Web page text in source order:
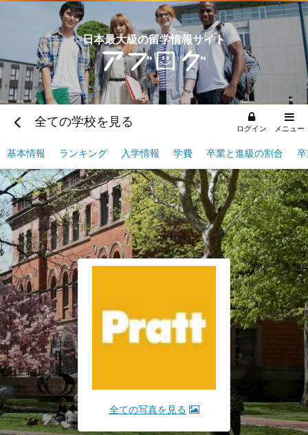
日本最大級の留学情報サイト
全ての学校を見る ログイン メニュー
基本情報 ランキング 入学情報 学費 卒業と進級の割合
全ての写真を見る